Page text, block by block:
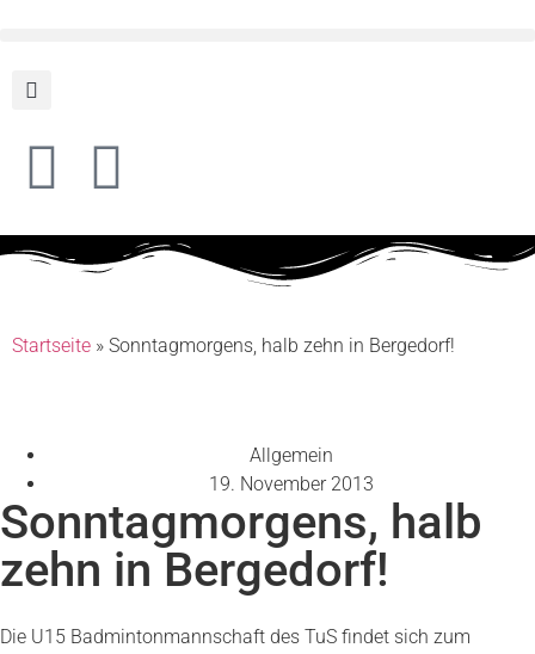
Startseite » Sonntagmorgens, halb zehn in Bergedorf!
Allgemein
19. November 2013
Sonntagmorgens, halb
zehn in Bergedorf!
Die U15 Badmintonmannschaft des TuS findet sich zum